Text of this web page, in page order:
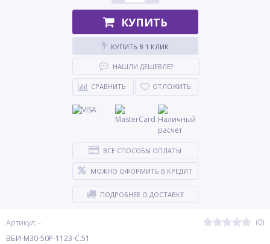
Артикул: -
(0)
ВБИ-М30-50Р-1123-С.51
КУПИТЬ
КУПИТЬ В 1 КЛИК
НАШЛИ ДЕШЕВЛЕ?
СРАВНИТЬ ОТЛОЖИТЬ
ВСЕ СПОСОБЫ ОПЛАТЫ
МОЖНО ОФОРМИТЬ В КРЕДИТ
ПОДРОБНЕЕ О ДОСТАВКЕ